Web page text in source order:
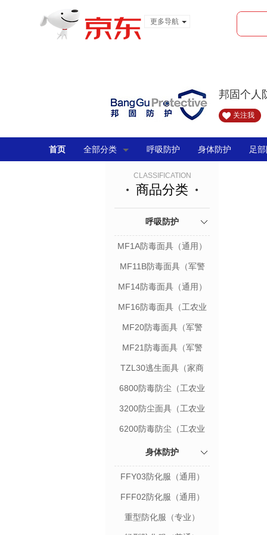
更多导航
邦固个人
关注我
首页 全部分类 呼吸防护 身体防护 足
CLASSIFICATION
商品分类
呼吸防护
MF1A防毒面具（通用）
MF11B防毒面具（军警
MF14防毒面具（通用）
MF16防毒面具（工农业
用）
MF20防毒面具（军警
用）
MF21防毒面具（军警
用）
TZL30逃生面具（家商
用）
6800防毒防尘（工农业
3200防尘面具（工农业
用）
6200防毒防尘（工农业
身体防护
FFY03防化服（通用）
FFF02防化服（通用）
重型防化服（专业）